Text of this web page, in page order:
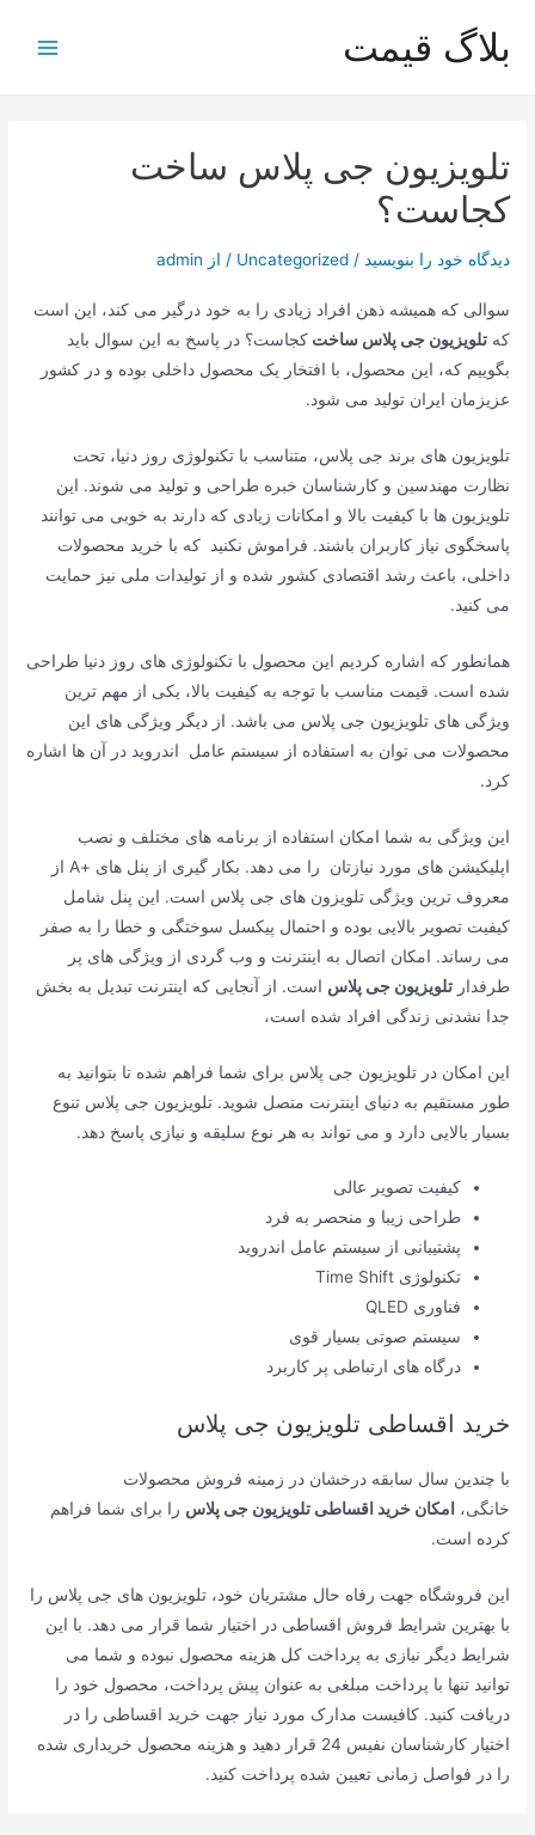
محتوا
بلاگ قیمت
تلویزیون جی پلاس ساخت
کجاست؟
دیدگاه‌ خود را بنویسید /
Uncategorized / از admin
سوالی که همیشه ذهن افراد زیادی را به خود درگیر می کند، این است
کهتلویزیون جی پلاس ساختکجاست؟ در پاسخ به این سوال باید
بگوییم که، این محصول، با افتخار یک محصول داخلی بوده و در کشور
عزیزمان ایران تولید می شود.
تلویزیون های برند جی پلاس، متناسب با تکنولوژی روز دنیا، تحت
نظارت مهندسین و کارشناسان خبره طراحی و تولید می شوند. این
تلویزیون ها با کیفیت بالا و امکانات زیادی که دارند به خوبی می توانند
پاسخگوی نیاز کاربران باشند. فراموش نکنید که با خرید محصولات
داخلی، باعث رشد اقتصادی کشور شده و از تولیدات ملی نیز حمایت
می کنید.
همانطور که اشاره کردیم این محصول با تکنولوژی های روز دنیا طراحی
شده است. قیمت مناسب با توجه به کیفیت بالا، یکی از مهم ترین
ویژگی های تلویزیون جی پلاس می باشد. از دیگر ویژگی های این
محصولات می‌ توان به استفاده از سیستم عامل اندروید در آن ها اشاره
کرد.
این ویژگی به شما امکان استفاده از برنامه های مختلف و نصب
اپلیکیشن های مورد نیازتان را می دهد. بکار گیری از پنل های +A از
معروف ترین ویژگی تلویزون های جی پلاس است. این پنل شامل
کیفیت تصویر بالایی بوده و احتمال پیکسل سوختگی و خطا را به صفر
می رساند. امکان اتصال به اینترنت و وب گردی از ویژگی های پر
طرفدارتلویزیون جی پلاس است. از آنجایی که اینترنت تبدیل به بخش
جدا نشدنی زندگی افراد شده است،
این امکان در تلویزیون جی پلاس برای شما فراهم شده تا بتوانید به
طور مستقیم به دنیای اینترنت متصل شوید. تلویزیون جی پلاس تنوع
بسیار بالایی دارد و می تواند به هر نوع سلیقه و نیازی پاسخ دهد.
کیفیت تصویر عالی
طراحی زیبا و منحصر به فرد
پشتیبانی از سیستم عامل اندروید
تکنولوژی Time Shift
فناوری QLED
سیستم صوتی بسیار قوی
درگاه های ارتباطی‌ پر کاربرد
خرید اقساطی تلویزیون جی پلاس
با چندین سال سابقه درخشان در زمینه فروش محصولات
خانگی،
امکان خرید اقساطی تلویزیون جی پلاس را برای شما فراهم
کرده است.
این فروشگاه جهت رفاه حال مشتریان خود، تلویزیون های جی پلاس را
با بهترین شرایط فروش اقساطی در اختیار شما قرار می دهد. با این
شرایط دیگر نیازی به پرداخت کل هزینه محصول نبوده و شما می
توانید تنها با پرداخت مبلغی به عنوان پیش پرداخت، محصول خود را
دریافت کنید. کافیست مدارک مورد نیاز جهت خرید اقساطی را در
اختیار کارشناسان نفیس 24 قرار دهید و هزینه محصول خریداری شده
را در فواصل زمانی تعیین شده پرداخت کنید.